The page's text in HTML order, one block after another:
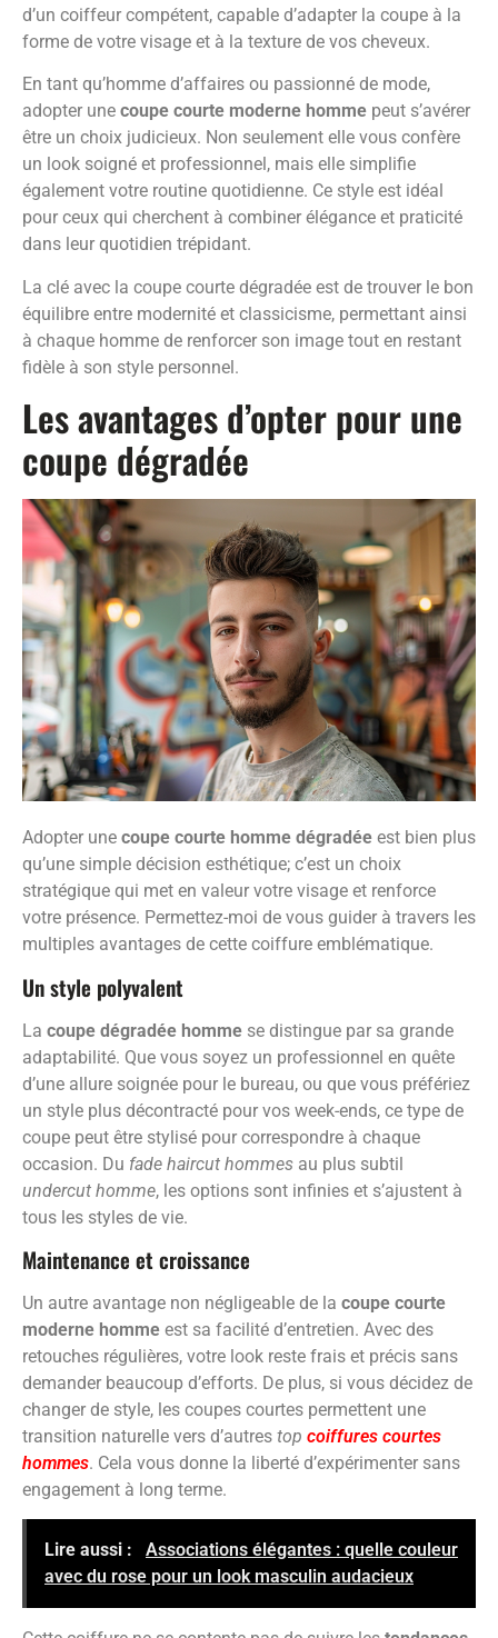
d’un coiffeur compétent, capable d’adapter la coupe à la
forme de votre visage et à la texture de vos cheveux.
En tant qu’homme d’affaires ou passionné de mode,
adopter une coupe courte moderne homme peut s’avérer
être un choix judicieux. Non seulement elle vous confère
un look soigné et professionnel, mais elle simplifie
également votre routine quotidienne. Ce style est idéal
pour ceux qui cherchent à combiner élégance et praticité
dans leur quotidien trépidant.
La clé avec la coupe courte dégradée est de trouver le bon
équilibre entre modernité et classicisme, permettant ainsi
à chaque homme de renforcer son image tout en restant
fidèle à son style personnel.
Les avantages d’opter pour une
coupe dégradée
Adopter une coupe courte homme dégradée est bien plus
qu’une simple décision esthétique; c’est un choix
stratégique qui met en valeur votre visage et renforce
votre présence. Permettez-moi de vous guider à travers les
multiples avantages de cette coiffure emblématique.
Un style polyvalent
La coupe dégradée homme se distingue par sa grande
adaptabilité. Que vous soyez un professionnel en quête
d’une allure soignée pour le bureau, ou que vous préfériez
un style plus décontracté pour vos week-ends, ce type de
coupe peut être stylisé pour correspondre à chaque
occasion. Du fade haircut hommes au plus subtil
undercut homme, les options sont infinies et s’ajustent à
tous les styles de vie.
Maintenance et croissance
Un autre avantage non négligeable de la coupe courte
moderne homme est sa facilité d’entretien. Avec des
retouches régulières, votre look reste frais et précis sans
demander beaucoup d’efforts. De plus, si vous décidez de
changer de style, les coupes courtes permettent une
transition naturelle vers d’autres top coiffures courtes
hommes. Cela vous donne la liberté d’expérimenter sans
engagement à long terme.
Lire aussi :
Associations élégantes : quelle couleur
avec du rose pour un look masculin audacieux